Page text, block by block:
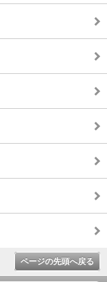
ページの先頭へ戻る